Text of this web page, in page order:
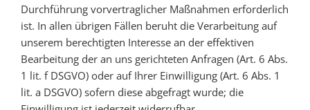
Durchführung vorvertraglicher Maßnahmen erforderlich
ist. In allen übrigen Fällen beruht die Verarbeitung auf
unserem berechtigten Interesse an der effektiven
Bearbeitung der an uns gerichteten Anfragen (Art. 6 Abs.
1 lit. f DSGVO) oder auf Ihrer Einwilligung (Art. 6 Abs. 1
lit. a DSGVO) sofern diese abgefragt wurde; die